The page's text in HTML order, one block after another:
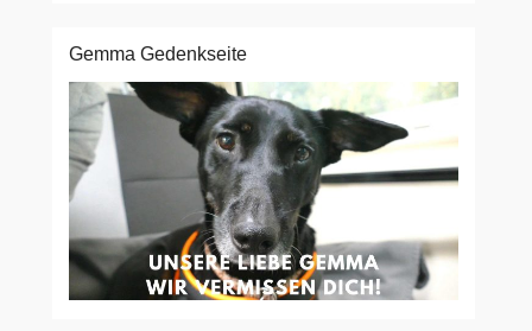
Gemma Gedenkseite